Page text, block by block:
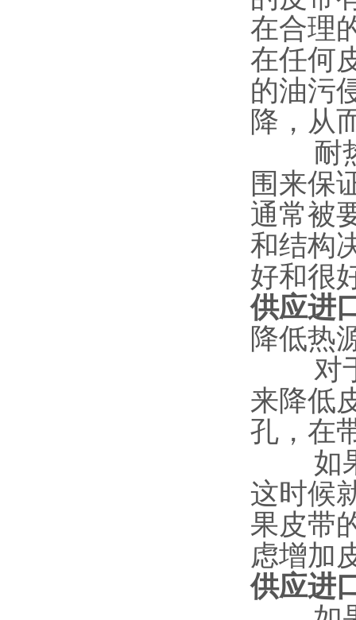
在合理
在任何
的油污
降，从
耐热
围来保
通常被
和结构
好和很
供应进
降低热
对于
来降低
孔，在
如果
这时候
果皮带
虑增加
供应进